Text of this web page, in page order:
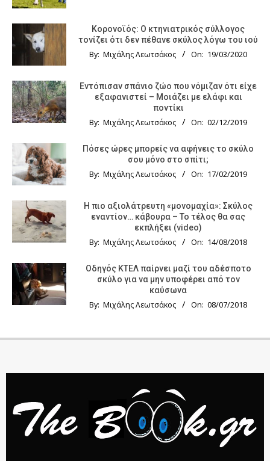
Κορονοϊός: Ο κτηνιατρικός σύλλογος
τονίζει ότι δεν πέθανε σκύλος λόγω του ιού
By: Μιχάλης Λεωτσάκος On: 19/03/2020
Εντόπισαν σπάνιο ζώο που νόμιζαν ότι είχε
εξαφανιστεί – Μοιάζει με ελάφι και
ποντίκι
By: Μιχάλης Λεωτσάκος On: 02/12/2019
Πόσες ώρες μπορείς να αφήνεις το σκύλο
σου μόνο στο σπίτι;
By: Μιχάλης Λεωτσάκος On: 17/02/2019
Η πιο αξιολάτρευτη «μονομαχία»: Σκύλος
εναντίον… κάβουρα – Το τέλος θα σας
εκπλήξει (video)
By: Μιχάλης Λεωτσάκος On: 14/08/2018
Οδηγός KTΕΛ παίρνει μαζί του αδέσποτο
σκύλο για να μην υποφέρει από τον
καύσωνα
By: Μιχάλης Λεωτσάκος On: 08/07/2018